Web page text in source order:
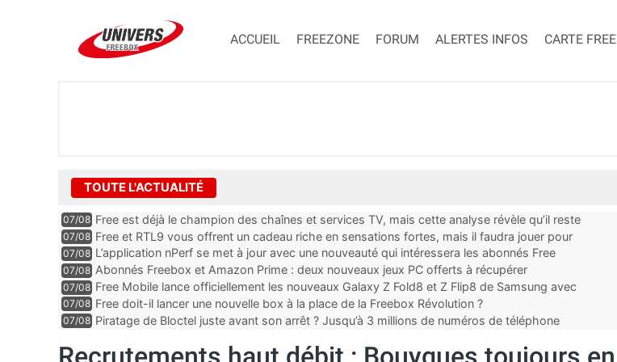
ACCUEIL FREEZONE FORUM ALERTES INFOS CARTE FREE
TOUTE L'ACTUALITÉ
07/08 Free est déjà le champion des chaînes et services TV, mais cette analyse révèle qu’il reste
encore au moin...
07/08 Free et RTL9 vous offrent un cadeau riche en sensations fortes, mais il faudra jouer pour
l’obtenir
07/08 L’application nPerf se met à jour avec une nouveauté qui intéressera les abonnés Free
Mobile, Orange, SFR ...
07/08 Abonnés Freebox et Amazon Prime : deux nouveaux jeux PC offerts à récupérer
07/08 Free Mobile lance officiellement les nouveaux Galaxy Z Fold8 et Z Flip8 de Samsung avec
des promos et des cadeaux
07/08 Free doit-il lancer une nouvelle box à la place de la Freebox Révolution ?
07/08 Piratage de Bloctel juste avant son arrêt ? Jusqu’à 3 millions de numéros de téléphone